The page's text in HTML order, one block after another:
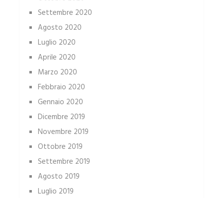
Settembre 2020
Agosto 2020
Luglio 2020
Aprile 2020
Marzo 2020
Febbraio 2020
Gennaio 2020
Dicembre 2019
Novembre 2019
Ottobre 2019
Settembre 2019
Agosto 2019
Luglio 2019